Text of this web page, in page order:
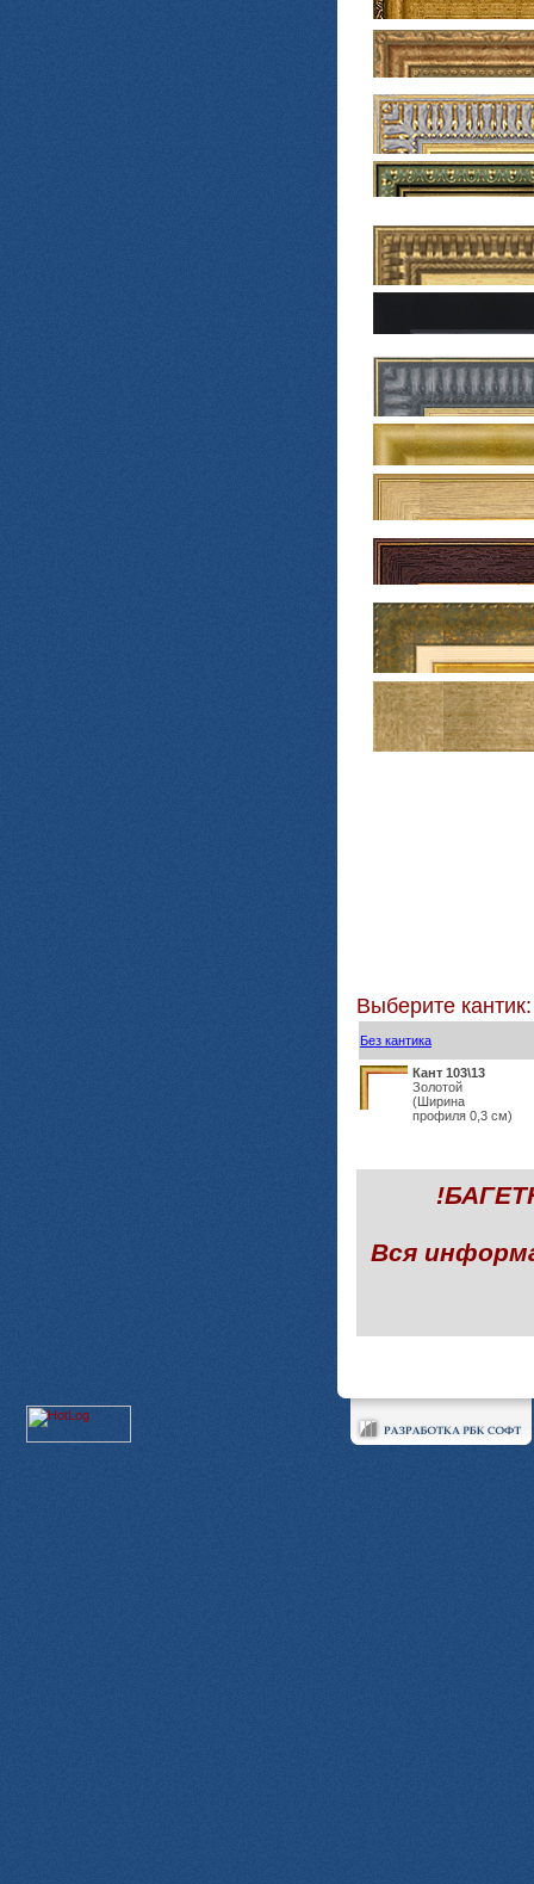
Выберите кантик:
Без кантика
Кант 103\13
Золотой
(Ширина
профиля 0,3 см)
Вся